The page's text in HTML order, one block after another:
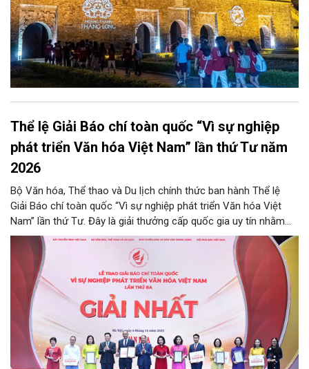
Thể lệ Giải Báo chí toàn quốc “Vì sự nghiệp
phát triển Văn hóa Việt Nam” lần thứ Tư năm
2026
Bộ Văn hóa, Thể thao và Du lịch chính thức ban hành Thể lệ
Giải Báo chí toàn quốc “Vì sự nghiệp phát triển Văn hóa Việt
Nam” lần thứ Tư. Đây là giải thưởng cấp quốc gia uy tín nhằm
ghi nhận, tôn vinh những đóng góp xuất sắc của tập thể, cá
nhân đội ngũ những người làm báo đối với sự nghiệp phát triển
văn hóa nước nhà. Thông qua cuộc thi, Ban Tổ chức mong
muốn giới thiệu những thành tựu nổi bật của các lĩnh vực văn
hóa, thông tin, gia đình, thể thao và du lịch; đồng thời phát hiện,
biểu dương các tấm gương điển hình tiên tiến, cổ vũ toàn ngành
chung sức cống hiến và tạo diễn đàn trao đổi nghiệp vụ nâng
cao chất lượng báo chí trong thời đại mới.